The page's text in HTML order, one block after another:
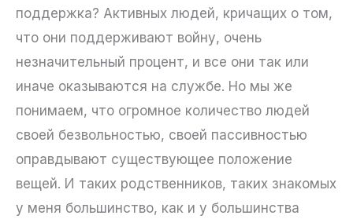
поддержка? Активных людей, кричащих о том,
что они поддерживают войну, очень
незначительный процент, и все они так или
иначе оказываются на службе. Но мы же
понимаем, что огромное количество людей
своей безвольностью, своей пассивностью
оправдывают существующее положение
вещей. И таких родственников, таких знакомых
у меня большинство, как и у большинства